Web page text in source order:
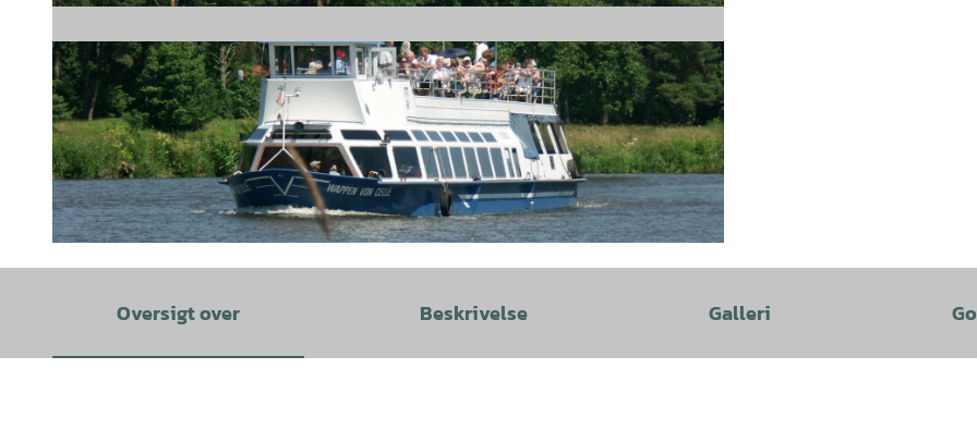
Oversigt over Beskrivelse Galleri